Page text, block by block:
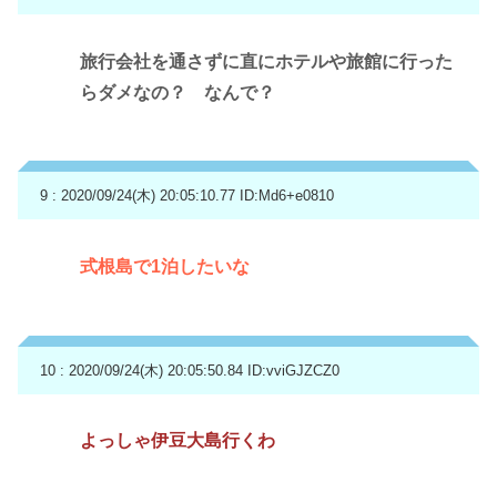
旅行会社を通さずに直にホテルや旅館に行った
らダメなの？ なんで？
9 : 2020/09/24(木) 20:05:10.77 ID:Md6+e0810
式根島で1泊したいな
10 : 2020/09/24(木) 20:05:50.84 ID:vviGJZCZ0
よっしゃ伊豆大島行くわ